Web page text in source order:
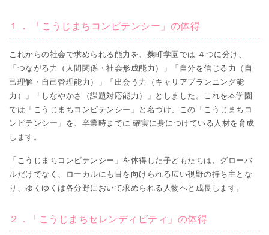
１． 「こうじまちコンピテンシー」の体得
これからの社会で求められる能力を、麴町学園では ４つに分け、
「つながる力（人間関係・社会形成能力）」「自分を信じる力（自
己理解・自己管理能力）」「出会う力（キャリアプランニング能
力）」「しなやかさ（課題対応能力）」としました。これを本学園
では「こうじまちコンピテンシー」と名づけ、この「こうじまちコ
ンピテンシー」を、卒業時までに 確実に身につけている人材を育成
します。
「こうじまちコンピテンシー」を体得した子どもたちは、グローバ
ルだけでなく、ローカルにも目を向けられる広い視野の持ち主とな
り、ゆくゆくは各分野において求められる人物へと成長します。
２．「こうじまちセレンディピティ」の体得